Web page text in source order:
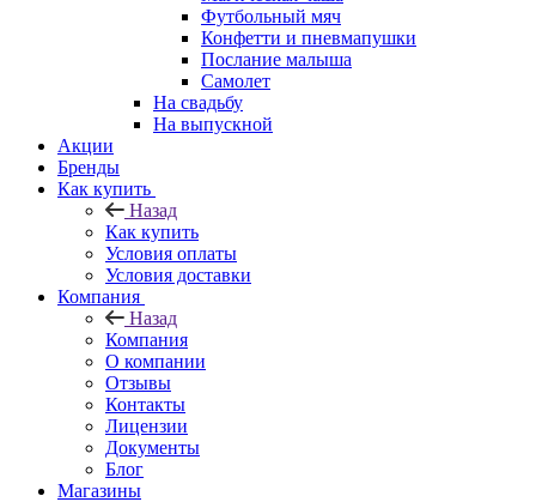
Футбольный мяч
Конфетти и пневмапушки
Послание малыша
Самолет
На свадьбу
На выпускной
Акции
Бренды
Как купить
Назад
Как купить
Условия оплаты
Условия доставки
Компания
Назад
Компания
О компании
Отзывы
Контакты
Лицензии
Документы
Блог
Магазины